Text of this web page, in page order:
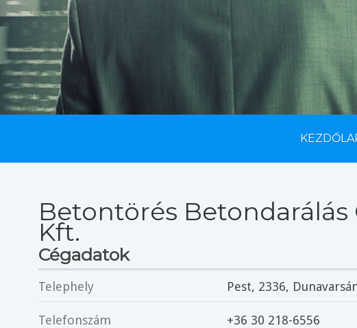
Betontörés
Kft.
Cégadatok
Telephely Pest, 2336,
Telefonszám +36 30 218-6556